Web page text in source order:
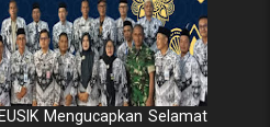
Mengucapkan Selamat